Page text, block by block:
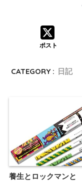
ポスト
CATEGORY : 日記
養生とロックマンと